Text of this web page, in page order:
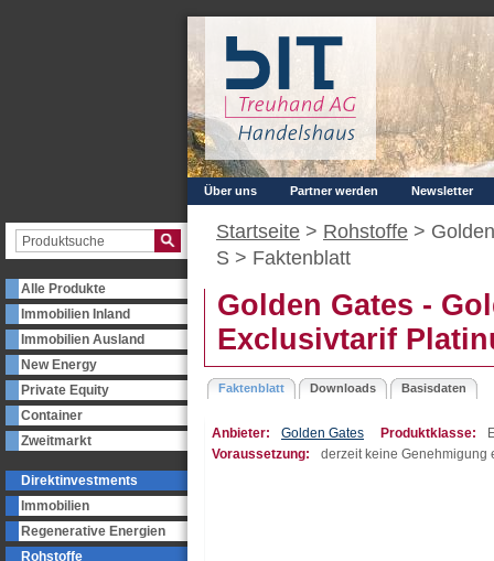
Alle Produkte
Immobilien Inland
Immobilien Ausland
New Energy
Private Equity
Container
Zweitmarkt
Direktinvestments
Immobilien
Regenerative Energien
Rohstoffe
Über uns Partner werden Newsletter
Startseite > Rohstoffe >
S > Faktenblatt
Golden Gates -
Exclusivtarif
Faktenblatt Downloads Basisdaten
Anbieter: Golden Gates Produktklasse:
Voraussetzung:
derzeit keine Genehmigung